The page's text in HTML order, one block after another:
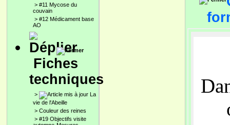
> #11 Mycose du
couvain
> #12 Médicament base
AO
Fiches
techniques
>
La
vie de l'Abeille
> Couleur des reines
> #19 Objectifs visite